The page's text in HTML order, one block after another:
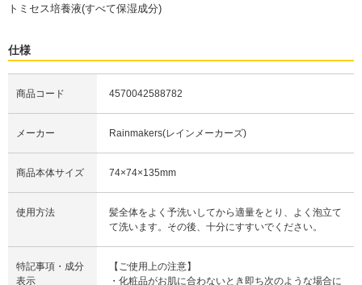
トミセス培養液(すべて保湿成分)
仕様
商品コード 4570042588782
メーカー Rainmakers(レインメーカーズ)
商品本体サイズ 74×74×135mm
使用方法
髪全体をよく予洗いしてから適量をとり、よく泡立て
て洗います。その後、十分にすすいでください。
特記事項・成分
表示
【ご使用上の注意】
・化粧品がお肌に合わないとき即ち次のような場合に